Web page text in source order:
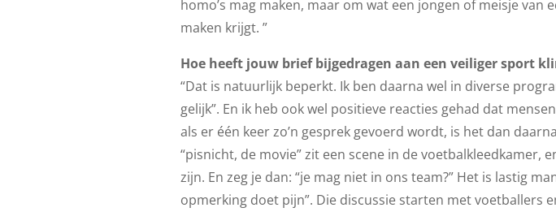
homo’s mag maken, maar om wat een jongen of meisje
maken krijgt. ”
Hoe heeft jouw brief bijgedragen aan een veiliger sport
“Dat is natuurlijk beperkt. Ik ben daarna wel in diverse
gelijk”. En ik heb ook wel positieve reacties gehad dat
als er één keer zo’n gesprek gevoerd wordt, is het dan
“pisnicht, de movie” zit een scene in de voetbalkleedkamer,
zijn. En zeg je dan: “je mag niet in ons team?” Het is lastig
opmerking doet pijn”. Die discussie starten met voetballers